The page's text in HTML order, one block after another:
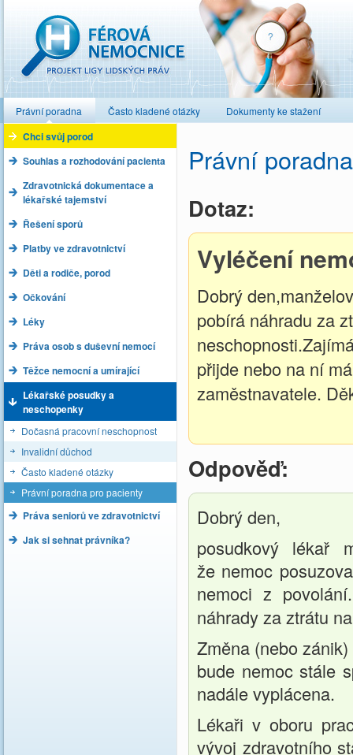
Právní poradna Často kladené otázky Dokumenty ke stažení
Chci svůj porod
Souhlas a rozhodování pacienta
Zdravotnická dokumentace a
lékařské tajemství
Řešení sporů
Platby ve zdravotnictví
Děti a rodiče, porod
Očkování
Léky
Práva osob s duševní nemocí
Těžce nemocní a umírající
Lékařské posudky a
neschopenky
Dočasná pracovní neschopnost
Invalidní důchod
Často kladené otázky
Právní poradna pro pacienty
Práva seniorů ve zdravotnictví
Jak si sehnat právníka?
Právní
Dotaz:
Vyléčení
Dobrý
pobírá náhradu za
přijde nebo na ní
zaměstnavatele.
Odpověď:
Dobrý den,
posudkový lékař
že nemoc
nemoci z
náhrady za ztrátu
Změna (nebo
bude nemoc stále
nadále vyplácena.
Lékaři v oboru
vývoj zdravotního